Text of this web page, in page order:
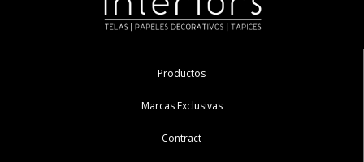
Productos
Marcas Exclusivas
Contract